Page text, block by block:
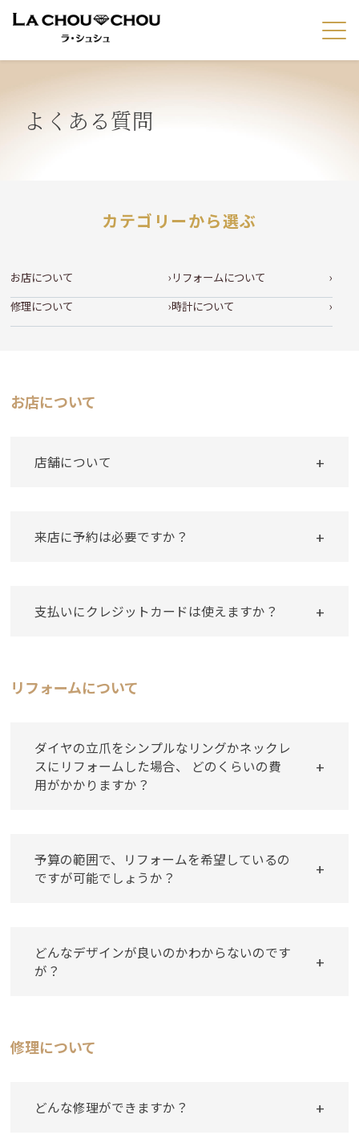
よくある質問
カテゴリーから選ぶ
お店について
リフォームについて
修理について
時計について
お店について
店舗について
来店に予約は必要ですか？
⽀払いにクレジットカードは使えますか？
リフォームについて
ダイヤの⽴⽖をシンプルなリングかネックレ
スにリフォームした場合、 どのくらいの費
⽤がかかりますか？
予算の範囲で、リフォームを希望しているの
ですが可能でしょうか？
どんなデザインが良いのかわからないのです
が？
修理について
どんな修理ができますか？